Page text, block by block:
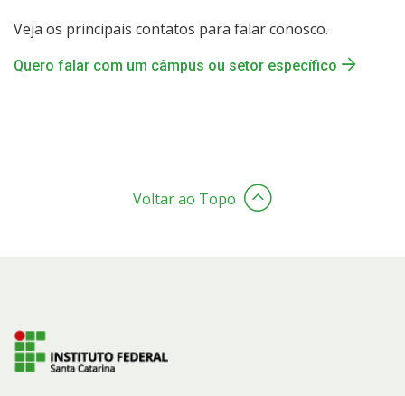
Veja os principais contatos para falar conosco.
Quero falar com um câmpus ou setor específico
Voltar ao Topo